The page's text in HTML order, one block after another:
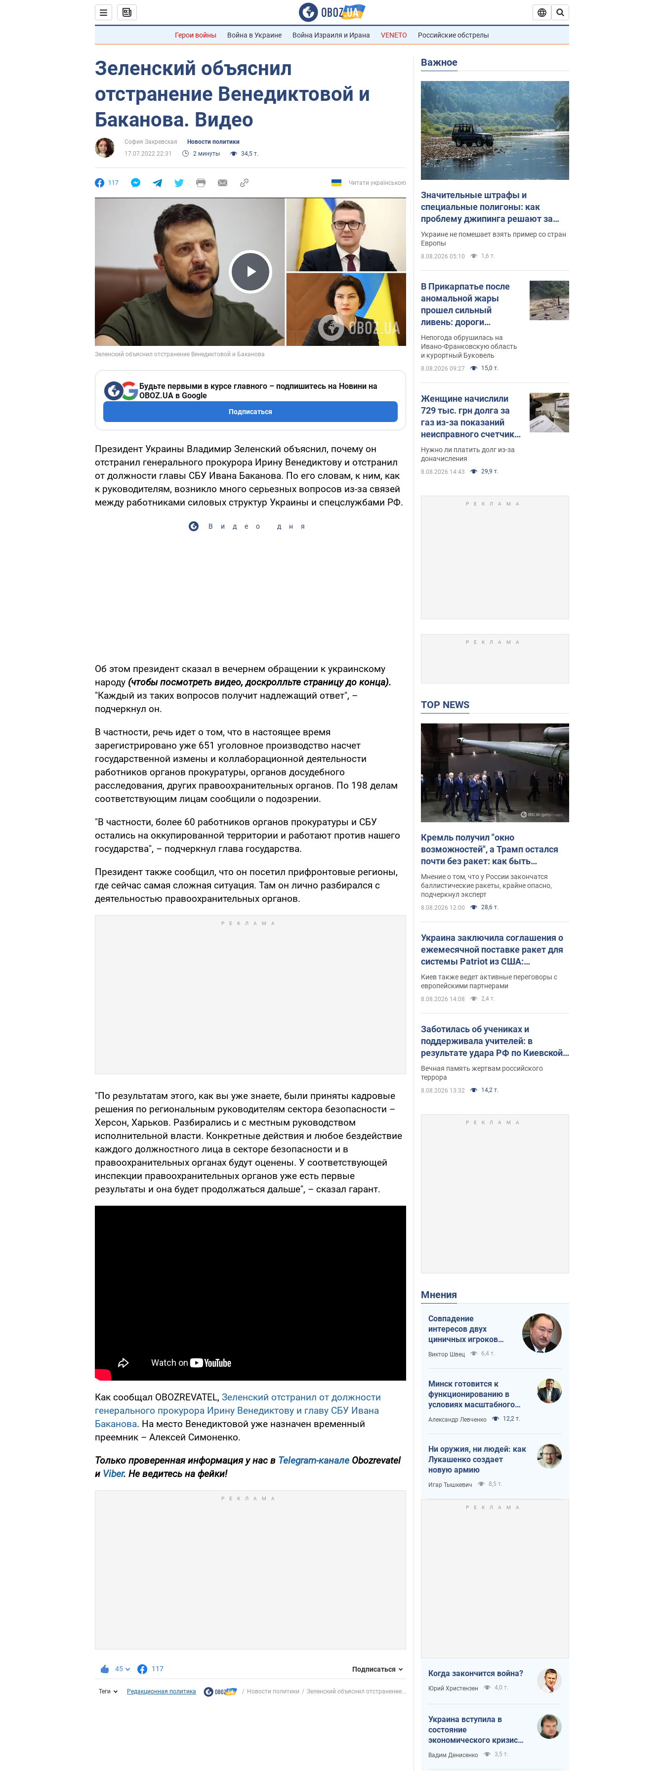
Герои войны Война в Украине Война Израиля и Ирана VENETO Российские обстрелы
Зеленский объяснил
отстранение Венедиктовой и
Баканова. Видео
София Закревская
Новости политики
17.07.2022 22:31
2 минуты 34,5 т.
117 Читати українською
Play Video
Будьте первыми в курсе главного – подпишитесь на Новини на
OBOZ.UA в Google
Подписаться
Президент Украины Владимир Зеленский объяснил, почему он
отстранил генерального прокурора Ирину Венедиктову и отстранил
от должности главы СБУ Ивана Баканова. По его словам, к ним, как
к руководителям, возникло много серьезных вопросов из-за связей
между работниками силовых структур Украины и спецслужбами РФ.
Видео дня
Об этом президент сказал в вечернем обращении к украинскому
народу (чтобы посмотреть видео, доскролльте страницу до конца).
"Каждый из таких вопросов получит надлежащий ответ", –
подчеркнул он.
В частности, речь идет о том, что в настоящее время
зарегистрировано уже 651 уголовное производство насчет
государственной измены и коллаборационной деятельности
работников органов прокуратуры, органов досудебного
расследования, других правоохранительных органов. По 198 делам
соответствующим лицам сообщили о подозрении.
"В частности, более 60 работников органов прокуратуры и СБУ
остались на оккупированной территории и работают против нашего
государства", – подчеркнул глава государства.
Президент также сообщил, что он посетил прифронтовые регионы,
где сейчас самая сложная ситуация. Там он лично разбирался с
деятельностью правоохранительных органов.
"По результатам этого, как вы уже знаете, были приняты кадровые
решения по региональным руководителям сектора безопасности –
Херсон, Харьков. Разбирались и с местным руководством
исполнительной власти. Конкретные действия и любое бездействие
каждого должностного лица в секторе безопасности и в
правоохранительных органах будут оценены. У соответствующей
инспекции правоохранительных органов уже есть первые
результаты и она будет продолжаться дальше", – сказал гарант.
Как сообщал OBOZREVATEL, Зеленский отстранил от должности
генерального прокурора Ирину Венедиктову и главу СБУ Ивана
Баканова. На место Венедиктовой уже назначен временный
преемник – Алексей Симоненко.
Только проверенная информация у нас в Telegram-канале Obozrevatel
и Viber. Не ведитесь на фейки!
45 117 Подписаться
Теги Редакционная политика Новости политики Зеленский объяснил отстранение...
Важное
Значительные штрафы и
специальные полигоны: как
проблему джипинга решают за
границей
Украине не помешает взять пример со стран
Европы
8.08.2026 05:10 1,6 т.
В Прикарпатье после
аномальной жары
прошел сильный
ливень: дороги
превратились в реки.
Видео
Непогода обрушилась на
Ивано-Франковскую область
и курортный Буковель
8.08.2026 09:27 15,0 т.
Женщине начислили
729 тыс. грн долга за
газ из-за показаний
неисправного счетчика:
судья вынес
неожиданное решение
Нужно ли платить долг из-за
доначисления
8.08.2026 14:43 29,9 т.
TOP NEWS
Кремль получил "окно
возможностей", а Трамп остался
почти без ракет: как быть
Украине? Интервью с Мельником
Мнение о том, что у России закончатся
баллистические ракеты, крайне опасно,
подчеркнул эксперт
8.08.2026 12:00 28,6 т.
Украина заключила соглашения о
ежемесячной поставке ракет для
системы Patriot из США:
Зеленский раскрыл подробности
Киев также ведет активные переговоры с
европейскими партнерами
8.08.2026 14:08 2,4 т.
Заботилась об учениках и
поддерживала учителей: в
результате удара РФ по Киевской
области погибли директор
киевского лицея, её муж и внук
Вечная память жертвам российского
террора
8.08.2026 13:32 14,2 т.
Мнения
Совпадение
интересов двух
циничных игроков
или тайный план
Трампа и Путина?
Виктор Швец 6,4 т.
Минск готовится к
функционированию в
условиях масштабного
военного кризиса
Александр Левченко 12,2 т.
Ни оружия, ни людей: как
Лукашенко создает
новую армию
Игар Тышкевич 8,5 т.
Когда закончится война?
Юрий Христензен 4,0 т.
Украина вступила в
состояние
экономического кризиса.
Есть ли свет в конце
туннеля?
Вадим Денисенко 3,5 т.